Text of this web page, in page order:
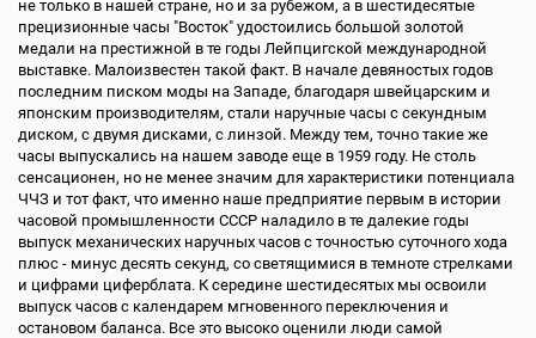
не только в нашей стране, но и за рубежом, а в шестидесятые
прецизионные часы "Восток" удостоились большой золотой
медали на престижной в те годы Лейпцигской международной
выставке. Малоизвестен такой факт. В начале девяностых годов
последним писком моды на Западе, благодаря швейцарским и
японским производителям, стали наручные часы с секундным
диском, с двумя дисками, с линзой. Между тем, точно такие же
часы выпускались на нашем заводе еще в 1959 году. Не столь
сенсационен, но не менее значим для характеристики потенциала
ЧЧЗ и тот факт, что именно наше предприятие первым в истории
часовой промышленности СССР наладило в те далекие годы
выпуск механических наручных часов с точностью суточного хода
плюс - минус десять секунд, со светящимися в темноте стрелками
и цифрами циферблата. К середине шестидесятых мы освоили
выпуск часов с календарем мгновенного переключения и
остановом баланса. Все это высоко оценили люди самой